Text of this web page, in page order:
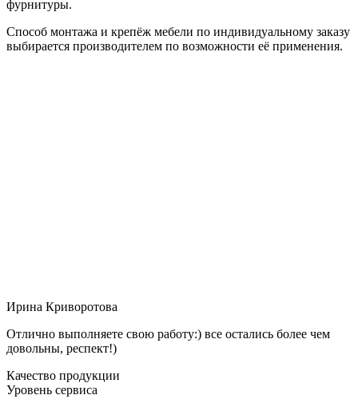
фурнитуры.
Способ монтажа и крепёж мебели по индивидуальному заказу
выбирается производителем по возможности её применения.
Ирина Криворотова
Отлично выполняете свою работу:) все остались более чем
довольны, респект!)
Качество продукции
Уровень сервиса